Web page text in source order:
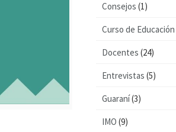
Consejos (1)
Curso de
Docentes (24)
Entrevistas (5)
Guaraní(3)
IMO (9)